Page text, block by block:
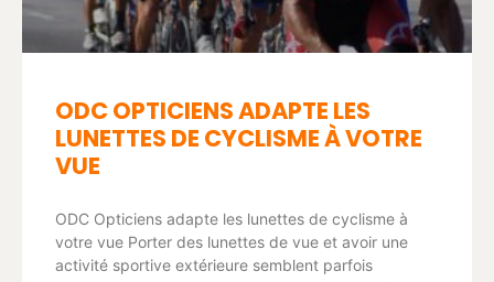
ODC OPTICIENS ADAPTE LES
LUNETTES DE CYCLISME À VOTRE
VUE
ODC Opticiens adapte les lunettes de cyclisme à
votre vue Porter des lunettes de vue et avoir une
activité sportive extérieure semblent parfois